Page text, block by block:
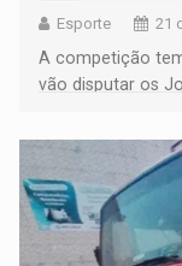
Esporte 21
A competição
vão disputar os